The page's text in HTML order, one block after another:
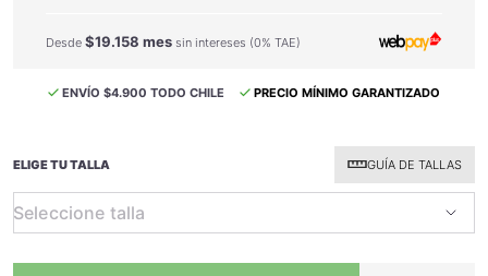
Desde $19.158 mes sin intereses (0% TAE)
ENVÍO $4.900 TODO CHILE PRECIO MÍNIMO GARANTIZADO
ELIGE TU TALLA GUÍA DE TALLAS